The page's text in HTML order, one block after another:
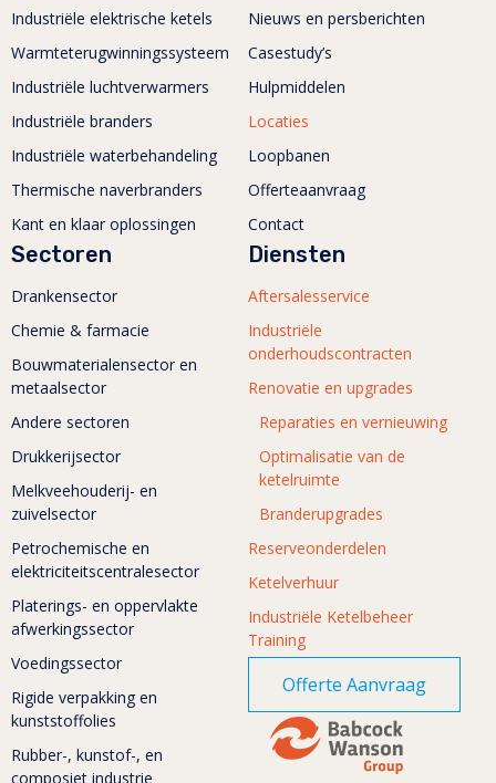
Industriële elektrische ketels
Warmteterugwinningssysteem
Industriële luchtverwarmers
Industriële branders
Industriële waterbehandeling
Thermische naverbranders
Kant en klaar oplossingen
Nieuws en persberichten
Casestudy’s
Hulpmiddelen
Locaties
Loopbanen
Offerteaanvraag
Contact
Sectoren
Drankensector
Chemie & farmacie
Bouwmaterialensector en
metaalsector
Andere sectoren
Drukkerijsector
Melkveehouderij- en
zuivelsector
Petrochemische en
elektriciteitscentralesector
Platerings- en oppervlakte
afwerkingssector
Voedingssector
Rigide verpakking en
kunststoffolies
Rubber-, kunstof-, en
composiet industrie
Diensten
Aftersalesservice
Industriële
onderhoudscontracten
Renovatie en upgrades
Reparaties en vernieuwing
Optimalisatie van de
ketelruimte
Branderupgrades
Reserveonderdelen
Ketelverhuur
Industriële Ketelbeheer
Training
Offerte Aanvraag